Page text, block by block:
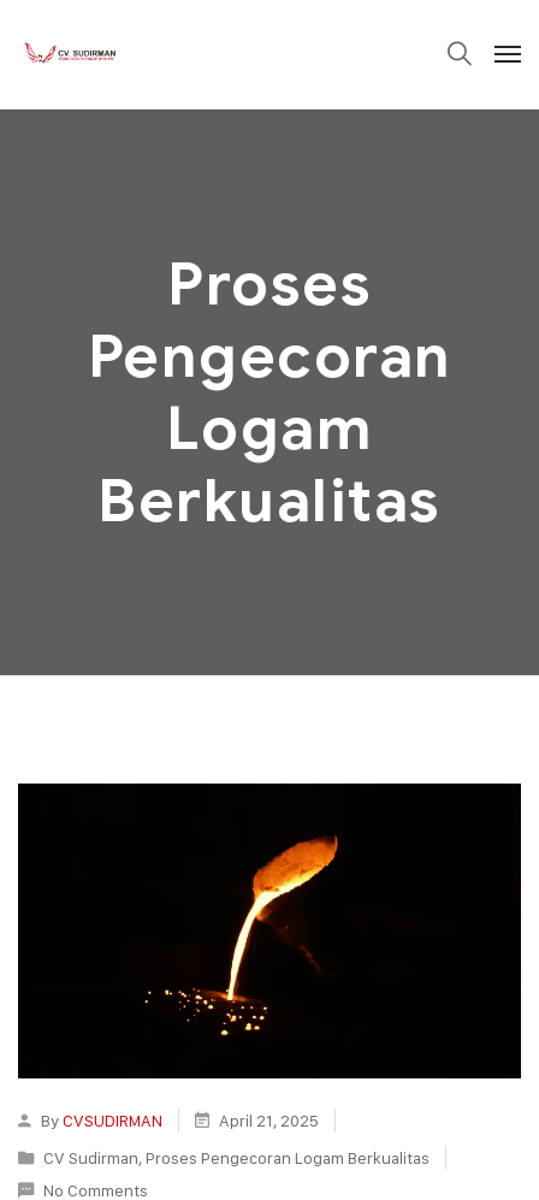
Proses
Pengecoran
Logam
Berkualitas
ByCVSUDIRMAN
April 21, 2025
CV Sudirman, Proses Pengecoran Logam Berkualitas
No Comments